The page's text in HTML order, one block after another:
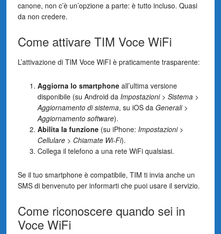
canone, non c’è un’opzione a parte: è tutto incluso. Quasi
da non credere.
Come attivare TIM Voce WiFi
L’attivazione di TIM Voce WiFI è praticamente trasparente:
Aggiorna lo smartphoneall’ultima versione
disponibile (su Android da Impostazioni > Sistema >
Aggiornamento di sistema, su iOS da Generali >
Aggiornamento software).
Abilita la funzione(su iPhone: Impostazioni >
Cellulare > Chiamate Wi-Fi).
Collega il telefono a una rete WiFi qualsiasi.
Se il tuo smartphone è compatibile, TIM ti invia anche un
SMS di benvenuto per informarti che puoi usare il servizio.
Come riconoscere quando sei in
Voce WiFi